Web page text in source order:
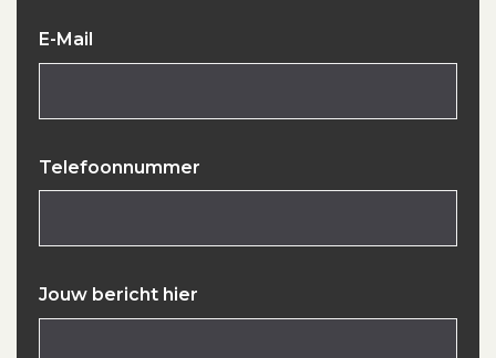
E-Mail
Telefoonnummer
Jouw bericht hier